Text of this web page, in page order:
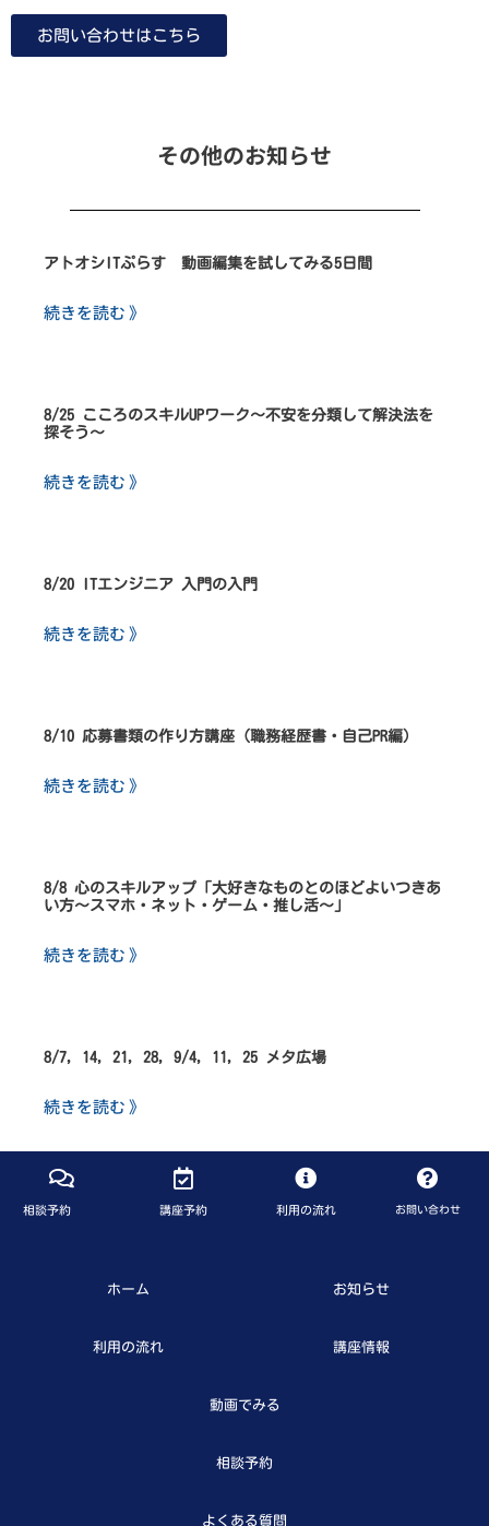
お問い合わせはこちら
その他のお知らせ
アトオシITぷらす 動画編集を試してみる5日間
続きを読む 》
8/25 こころのスキルUPワーク～不安を分類して解決法を
探そう～
続きを読む 》
8/20 ITエンジニア 入門の入門
続きを読む 》
8/10 応募書類の作り方講座（職務経歴書・自己PR編）
続きを読む 》
8/8 心のスキルアップ「大好きなものとのほどよいつきあ
い方～スマホ・ネット・ゲーム・推し活～」
続きを読む 》
8/7, 14, 21, 28, 9/4, 11, 25 メタ広場
続きを読む 》
相談予約 講座予約 利用の流れ お問い合わせ
ホーム お知らせ
利用の流れ 講座情報
動画でみる
相談予約
よくある質問